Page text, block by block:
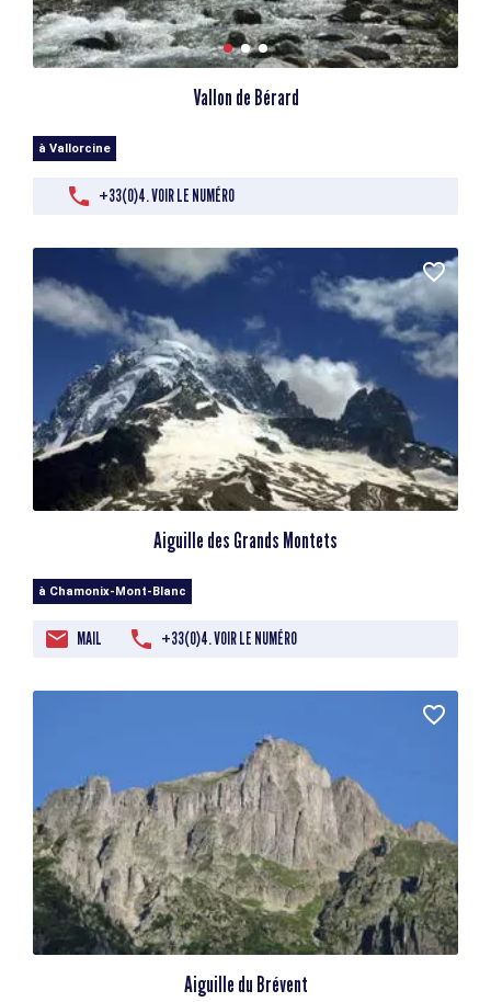
Vallon de Bérard
à Vallorcine
+33(0)4. VOIR LE NUMÉRO
Aiguille des Grands Montets
à Chamonix-Mont-Blanc
MAIL +33(0)4. VOIR LE NUMÉRO
Aiguille du Brévent